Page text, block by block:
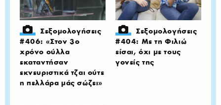
Σεξομολογήσεις
#406: «Στον 3ο
χρόνο ούλλα
εκαταντήσαν
εκνευριστικά τζαι ούτε
η πελλάρα μάς σώζει»
Σεξομολογήσεις
#404: Με τη Φιλιώ
είσαι, όχι με τους
γονείς της